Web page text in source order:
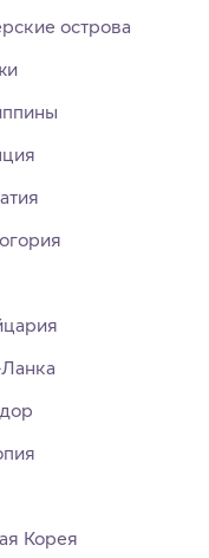
острова
Корея